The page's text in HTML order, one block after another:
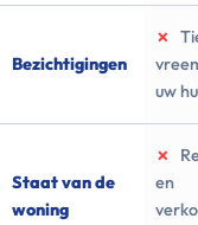
Bezichtigingen
✗
uw
Staat van de
woning
✗
en